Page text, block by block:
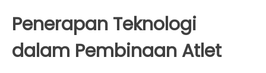
Penerapan Teknologi
dalam Pembinaan Atlet